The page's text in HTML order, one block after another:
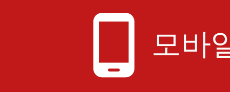
phone_android 모바